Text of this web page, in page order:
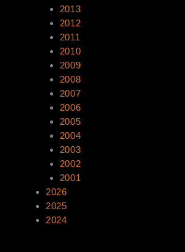
2013
2012
2011
2010
2009
2008
2007
2006
2005
2004
2003
2002
2001
2026
2025
2024